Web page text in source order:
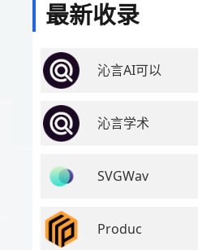
最新收录
沁言AI可以
沁言学术
SVGWav
Produc